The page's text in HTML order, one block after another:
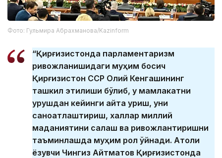
Фото: Гульмира Абрахманова/Kazinform
“Қирғизистонда парламентаризм
ривожланишидаги муҳим босқич
Қирғизистон ССР Олий Кенгашининг
ташкил этилиши бўлиб, у мамлакатни
урушдан кейинги қайта қуриш, уни
саноатлаштириш, халқлар миллий
маданиятини сақлаш ва ривожлантиришни
таъминлашда муҳим рол ўйнади. Атоқли
ёзувчи Чингиз Айтматов Қирғизистонда